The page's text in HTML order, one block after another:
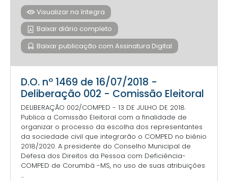
Visualizar na íntegra
Baixar diário completo
Baixar publicação com Assinatura Digital
D.O. nº 1469 de 16/07/2018 -
Deliberação 002 - Comissão Eleitoral
DELIBERAÇÃO 002/COMPED - 13 DE JULHO DE 2018.
Publica a Comissão Eleitoral com a finalidade de
organizar o processo da escolha dos representantes
da sociedade civil que integrarão o COMPED no biênio
2018/2020. A presidente do Conselho Municipal de
Defesa dos Direitos da Pessoa com Deficiência-
COMPED de Corumbá -MS, no uso de suas atribuições
...